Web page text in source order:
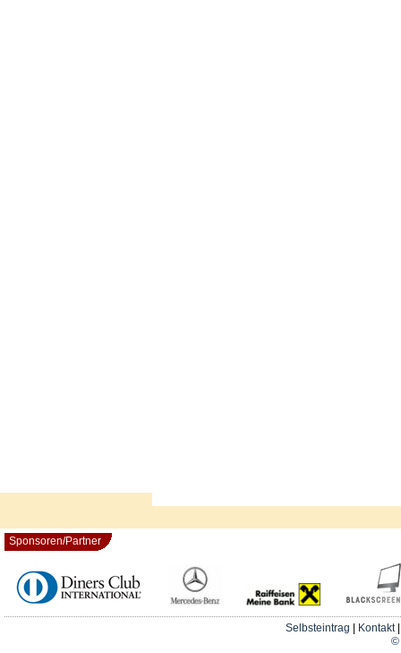
Sponsoren/Partner
Selbsteintrag Kontakt
©